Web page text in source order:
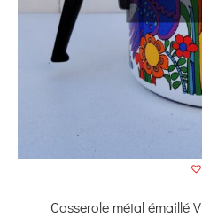
Casserole métal émaillé